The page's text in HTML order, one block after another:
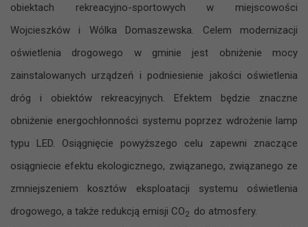
obiektach rekreacyjno-sportowych w miejscowości
Wojcieszków i Wólka Domaszewska. Celem modernizacji
oświetlenia drogowego w gminie jest obniżenie mocy
zainstalowanych urządzeń i podniesienie jakości oświetlenia
dróg i obiektów rekreacyjnych. Efektem będzie znaczne
obniżenie energochłonności systemu poprzez wdrożenie lamp
typu LED. Osiągnięcie powyższego celu zapewni znaczące
osiągniecie efektu ekologicznego, związanego, związanego ze
zmniejszeniem kosztów eksploatacji systemu oświetlenia
drogowego, a także redukcją emisji CO2
do atmosfery.